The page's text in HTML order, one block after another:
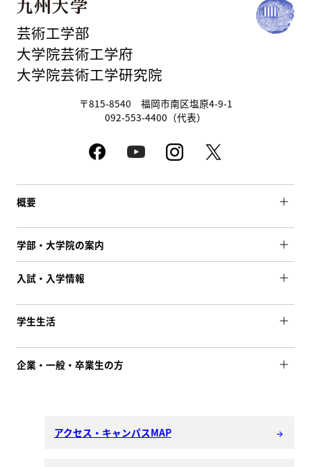
芸術工学部
大学院芸術工学府
大学院芸術工学研究院
〒815-8540 福岡市南区塩原4-9-1
092-553-4400（代表）
概要
学部・大学院の案内
入試・入学情報
学生生活
企業・一般・卒業生の方
アクセス・キャンパスMAP arrow_forward